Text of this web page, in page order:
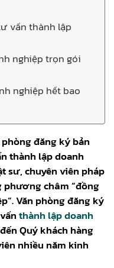
vấn thành lập
nghiệp trọn gói
nghiệp hết bao
đăng ký bản
thành lập doanh
sư, chuyên viên pháp
châm “đồng
Văn phòng đăng ký
thành lập doanh
Quý khách hàng
nhiều năm kinh